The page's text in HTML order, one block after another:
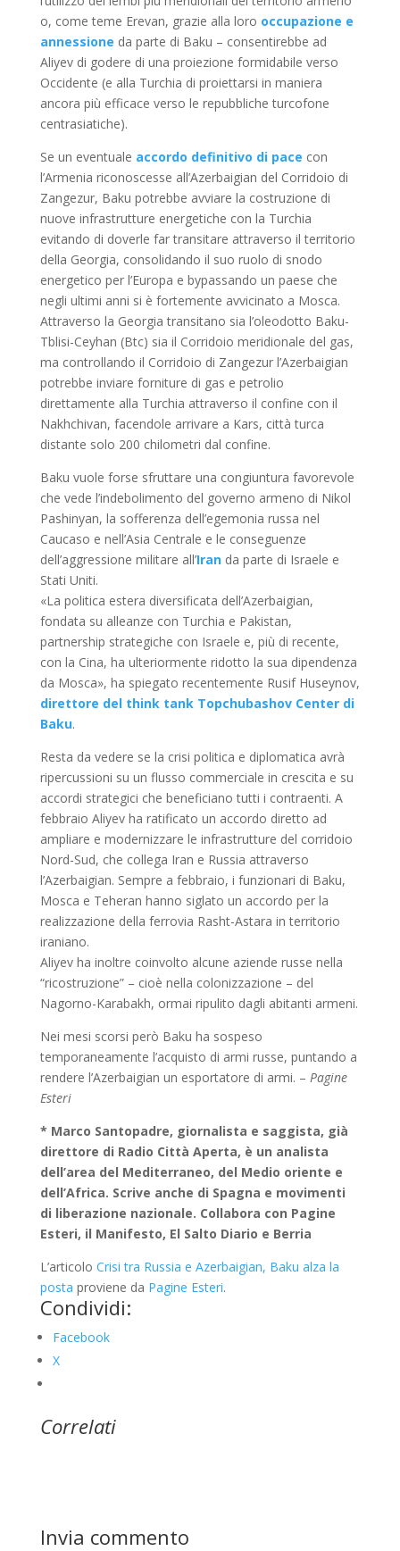
o, come teme Erevan, grazie alla loro occupazione e
annessione da parte di Baku – consentirebbe ad
Aliyev di godere di una proiezione formidabile verso
Occidente (e alla Turchia di proiettarsi in maniera
ancora più efficace verso le repubbliche turcofone
centrasiatiche).
Se un eventuale accordo definitivo di pace con
l’Armenia riconoscesse all’Azerbaigian del Corridoio di
Zangezur, Baku potrebbe avviare la costruzione di
nuove infrastrutture energetiche con la Turchia
evitando di doverle far transitare attraverso il territorio
della Georgia, consolidando il suo ruolo di snodo
energetico per l’Europa e bypassando un paese che
negli ultimi anni si è fortemente avvicinato a Mosca.
Attraverso la Georgia transitano sia l’oleodotto Baku-
Tblisi-Ceyhan (Btc) sia il Corridoio meridionale del gas,
ma controllando il Corridoio di Zangezur l’Azerbaigian
potrebbe inviare forniture di gas e petrolio
direttamente alla Turchia attraverso il confine con il
Nakhchivan, facendole arrivare a Kars, città turca
distante solo 200 chilometri dal confine.
Baku vuole forse sfruttare una congiuntura favorevole
che vede l’indebolimento del governo armeno di Nikol
Pashinyan, la sofferenza dell’egemonia russa nel
Caucaso e nell’Asia Centrale e le conseguenze
dell’aggressione militare all’Iranda parte di Israele e
Stati Uniti.
«La politica estera diversificata dell’Azerbaigian,
fondata su alleanze con Turchia e Pakistan,
partnership strategiche con Israele e, più di recente,
con la Cina, ha ulteriormente ridotto la sua dipendenza
da Mosca», ha spiegato recentemente Rusif Huseynov,
direttore del think tank Topchubashov Center di
Baku.
Resta da vedere se la crisi politica e diplomatica avrà
ripercussioni su un flusso commerciale in crescita e su
accordi strategici che beneficiano tutti i contraenti. A
febbraio Aliyev ha ratificato un accordo diretto ad
ampliare e modernizzare le infrastrutture del corridoio
Nord-Sud, che collega Iran e Russia attraverso
l’Azerbaigian. Sempre a febbraio, i funzionari di Baku,
Mosca e Teheran hanno siglato un accordo per la
realizzazione della ferrovia Rasht-Astara in territorio
iraniano.
Aliyev ha inoltre coinvolto alcune aziende russe nella
“ricostruzione” – cioè nella colonizzazione – del
Nagorno-Karabakh, ormai ripulito dagli abitanti armeni.
Nei mesi scorsi però Baku ha sospeso
temporaneamente l’acquisto di armi russe, puntando a
rendere l’Azerbaigian un esportatore di armi. – Pagine
Esteri
* Marco Santopadre, giornalista e saggista, già
direttore di Radio Città Aperta, è un analista
dell’area del Mediterraneo, del Medio oriente e
dell’Africa. Scrive anche di Spagna e movimenti
di liberazione nazionale. Collabora con Pagine
Esteri, il Manifesto, El Salto Diario e Berria
L’articolo Crisi tra Russia e Azerbaigian, Baku alza la
posta proviene da Pagine Esteri.
Condividi:
Facebook
X
Correlati
Invia commento